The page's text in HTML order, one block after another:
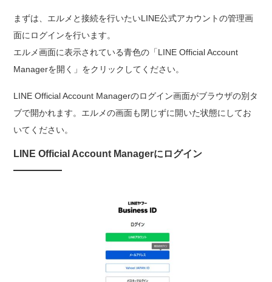
まずは、エルメと接続を行いたいLINE公式アカウントの管理画
面にログインを行います。
エルメ画面に表示されている青色の「LINE Official Account
Managerを開く」をクリックしてください。
LINE Official Account Managerのログイン画面がブラウザの別タ
ブで開かれます。エルメの画面も閉じずに開いた状態にしてお
いてください。
LINE Official Account Managerにログイン